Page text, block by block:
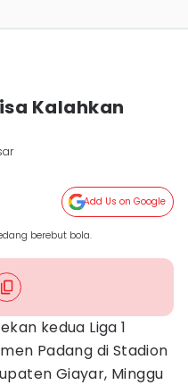
Kalahkan
Add Us on Google
berebut bola.
kedua Liga 1
Padang di Stadion
Giayar, Minggu